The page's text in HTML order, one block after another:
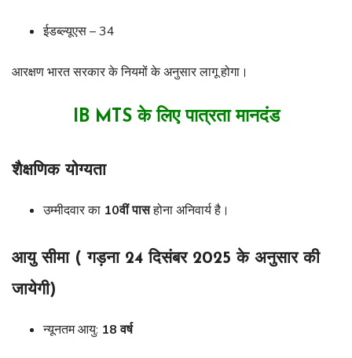
ईडब्ल्यूएस – 34
आरक्षण भारत सरकार के नियमों के अनुसार लागू होगा।
IB MTS के लिए पात्रता मानदंड
शैक्षणिक योग्यता
उम्मीदवार का 10वीं पासहोना अनिवार्य है।
आयु सीमा ( गड़ना 24 दिसंबर 2025 के अनुसार की
जायेगी)
न्यूनतम आयु: 18 वर्ष